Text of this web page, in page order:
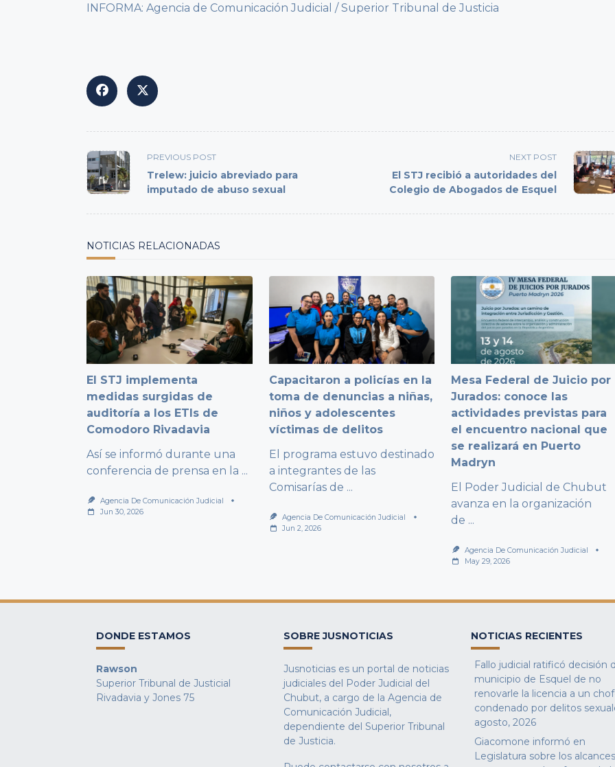
INFORMA: Agencia de Comunicación Judicial / Superior Tribunal de Justicia
<span
class="nav-
subtitle
PREVIOUS POST
Trelew: juicio abreviado para
imputado de abuso sexual
NEXT POST
El STJ recibió a autoridades del
Colegio de Abogados de Esquel
NOTICIAS RELACIONADAS
El STJ implementa
medidas surgidas de
auditoría a los ETIs de
Comodoro Rivadavia
Así se informó durante una
conferencia de prensa en la ...
Agencia De Comunicación Judicial
Jun 30, 2026
Capacitaron a policías en la
toma de denuncias a niñas,
niños y adolescentes
víctimas de delitos
El programa estuvo destinado
a integrantes de las
Comisarías de ...
Agencia De Comunicación Judicial
Jun 2, 2026
Mesa Federal de Juicio por
Jurados: conoce las
actividades previstas para
el encuentro nacional que
se realizará en Puerto
Madryn
El Poder Judicial de Chubut
avanza en la organización
de ...
Agencia De Comunicación Judicial
May 29, 2026
DONDE ESTAMOS
Rawson
Superior Tribunal de Justicial
Rivadavia y Jones 75
SOBRE JUSNOTICIAS
Jusnoticias es un portal de noticias
judiciales del Poder Judicial del
Chubut, a cargo de la Agencia de
Comunicación Judicial,
dependiente del Superior Tribunal
de Justicia.
NOTICIAS RECIENTES
Fallo judicial ratificó decisión
municipio de Esquel de no
renovarle la licencia a un
condenado por delitos
agosto, 2026
Giacomone informó en
Legislatura sobre los